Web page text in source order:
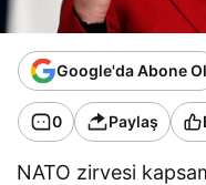
Google'da Abone Ol
0 Paylaş
NATO zirvesi